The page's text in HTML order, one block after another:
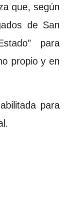
que, según
de San
para
propio y en
para